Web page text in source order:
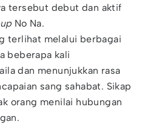
tersebut debut dan aktif
No Na.
terlihat melalui berbagai
beberapa kali
dan menunjukkan rasa
sang sahabat. Sikap
orang menilai hubungan